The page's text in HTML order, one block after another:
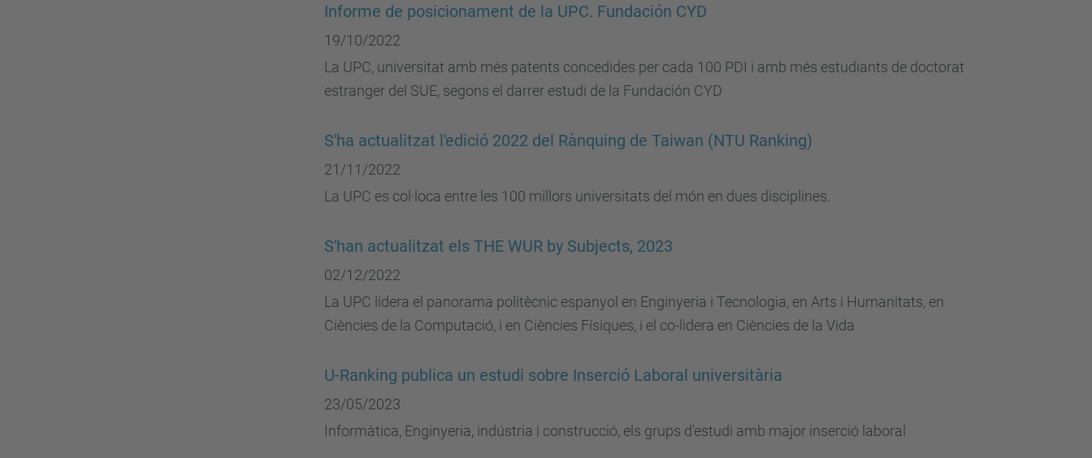
Informe de posicionament de la UPC. Fundación CYD
19/10/2022
La UPC, universitat amb més patents concedides per cada 100 PDI i amb més estudiants de doctorat
estranger del SUE, segons el darrer estudi de la Fundación CYD
S'ha actualitzat l'edició 2022 del Rànquing de Taiwan (NTU Ranking)
21/11/2022
La UPC es col·loca entre les 100 millors universitats del món en dues disciplines.
S'han actualitzat els THE WUR by Subjects, 2023
02/12/2022
La UPC lidera el panorama politècnic espanyol en Enginyeria i Tecnologia, en Arts i Humanitats, en
Ciències de la Computació, i en Ciències Físiques, i el co-lidera en Ciències de la Vida
U-Ranking publica un estudi sobre Inserció Laboral universitària
23/05/2023
Informàtica, Enginyeria, indústria i construcció, els grups d'estudi amb major inserció laboral